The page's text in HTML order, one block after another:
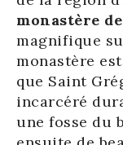
monastère
magnifique
monastère
que Saint
incarcéré
une fosse du